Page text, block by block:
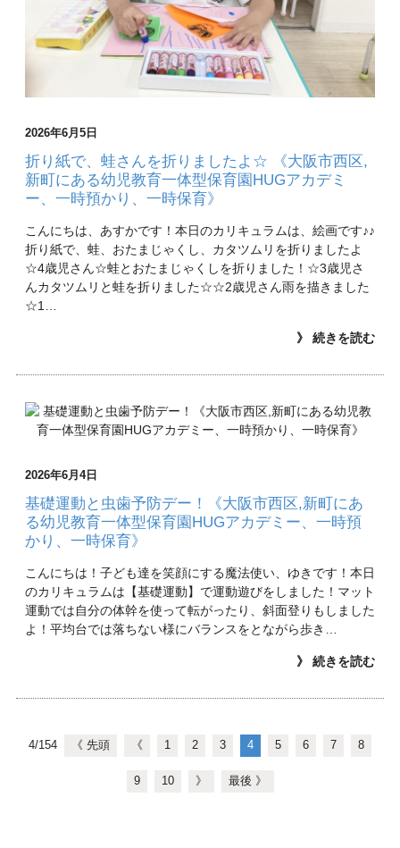
2026年6月5日
折り紙で、蛙さんを折りましたよ☆ 《大阪市西区,
新町にある幼児教育一体型保育園HUGアカデミ
ー、一時預かり、一時保育》
こんにちは、あすかです！本日のカリキュラムは、絵画です♪♪
折り紙で、蛙、おたまじゃくし、カタツムリを折りましたよ
☆4歳児さん☆蛙とおたまじゃくしを折りました！☆3歳児さ
んカタツムリと蛙を折りました☆☆2歳児さん雨を描きました
☆1…
》 続きを読む
2026年6月4日
基礎運動と虫歯予防デー！《大阪市西区,新町にあ
る幼児教育一体型保育園HUGアカデミー、一時預
かり、一時保育》
こんにちは！子ども達を笑顔にする魔法使い、ゆきです！本日
のカリキュラムは【基礎運動】で運動遊びをしました！マット
運動では自分の体幹を使って転がったり、斜面登りもしました
よ！平均台では落ちない様にバランスをとながら歩き…
》 続きを読む
4/154 《 先頭 《 1 2 3 4 5 6 7 8
9 10 》 最後 》